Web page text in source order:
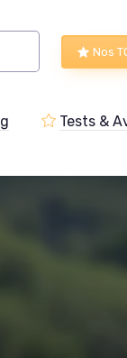
Nos
Tests &